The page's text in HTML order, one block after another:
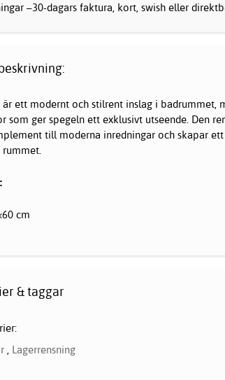
–30-dagars faktura, kort, swish eller
är ett modernt och stilrent inslag i badrummet,
som ger spegeln ett exklusivt utseende. Den
till moderna inredningar och skapar
rummet.
cm
& taggar
, Lagerrensning